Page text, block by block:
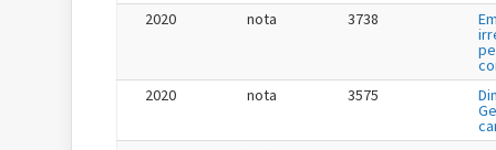
2020
nota 3738
2020
nota 3575